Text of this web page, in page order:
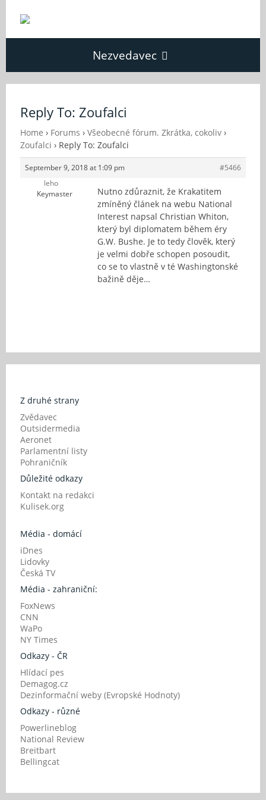
Nezvedavec
Fórum
O Nezvědavci
Kontakt
Reply To: Zoufalci
Home › Forums › Všeobecné fórum. Zkrátka, cokoliv ›
Zoufalci › Reply To: Zoufalci
September 9, 2018 at 1:09 pm
#5466
leho
Keymaster
Nutno zdůraznit, že Krakatitem
zmíněný článek na webu National
Interest napsal Christian Whiton,
který byl diplomatem během éry
G.W. Bushe. Je to tedy člověk, který
je velmi dobře schopen posoudit,
co se to vlastně v té Washingtonské
bažině děje…
Z druhé strany
Zvědavec
Outsidermedia
Aeronet
Parlamentní listy
Pohraničník
Důležité odkazy
Kontakt na redakci
Kulisek.org
Média - domácí
iDnes
Lidovky
Česká TV
Média - zahraniční:
FoxNews
CNN
WaPo
NY Times
Odkazy - ČR
Hlídací pes
Demagog.cz
Dezinformační weby (Evropské Hodnoty)
Odkazy - různé
Powerlineblog
National Review
Breitbart
Bellingcat